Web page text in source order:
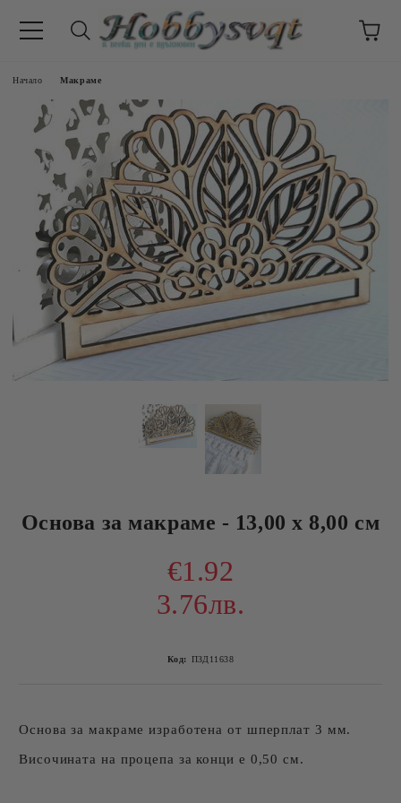
Начало Макраме
Основа за макраме - 13,00 х 8,00 см
€1.92
3.76лв.
Код: ПЗД11638
Основа за макраме изработена от шперплат 3 мм.
Височината на процепа за конци е 0,50 см.